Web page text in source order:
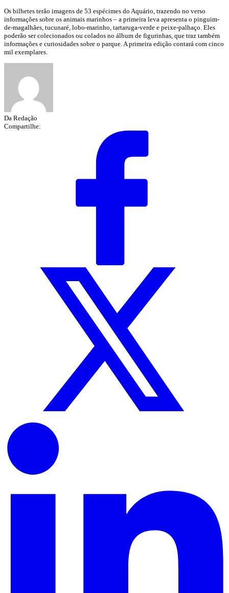
Os bilhetes terão imagens de 53 espécimes do Aquário, trazendo no verso
informações sobre os animais marinhos – a primeira leva apresenta o pinguim-
de-magalhães, tucunaré, lobo-marinho, tartaruga-verde e peixe-palhaço. Eles
poderão ser colecionados ou colados no álbum de figurinhas, que traz também
informações e curiosidades sobre o parque. A primeira edição contará com cinco
mil exemplares.
Da Redação
Compartilhe: